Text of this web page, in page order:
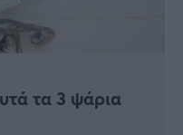
τα 3 ψάρια